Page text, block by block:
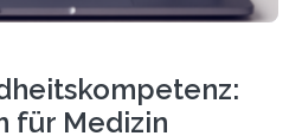
für Medizin